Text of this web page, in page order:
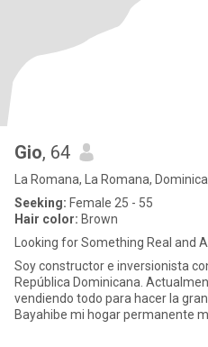
Gio, 64
La Romana, La Romana,
Seeking: Female 25 - 55
Hair color: Brown
Looking for Something Real and
Soy constructor e inversionista
República Dominicana.
vendiendo todo para hacer la